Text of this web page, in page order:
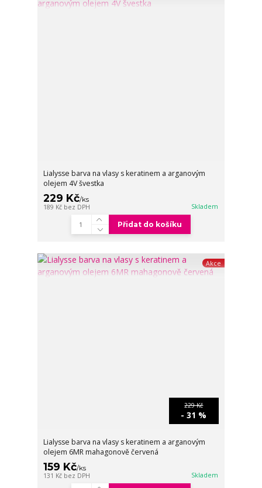
Lialysse barva na vlasy s keratinem a arganovým
olejem 4V švestka
229 Kč/ks
189 Kč bez DPH Skladem
Přidat do košíku
Akce
229 Kč
- 31 %
Lialysse barva na vlasy s keratinem a arganovým
olejem 6MR mahagonově červená
159 Kč/ks
131 Kč bez DPH Skladem